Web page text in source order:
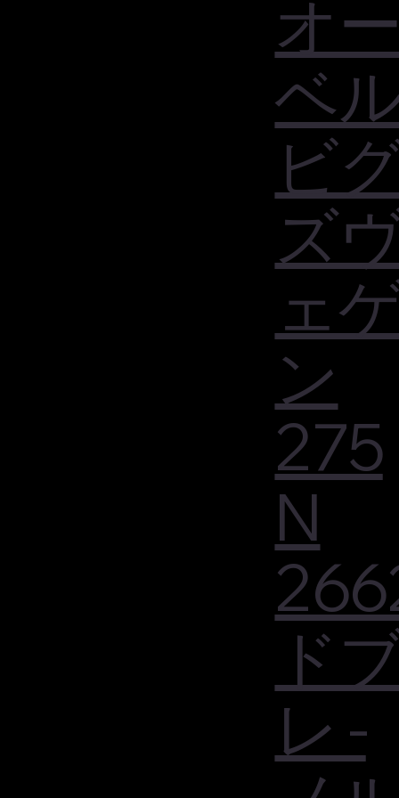
オー
ベ
ビ
ズ
ェ
ン
275
N
ド
レ -